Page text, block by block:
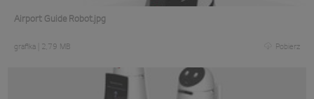
Airport Guide Robot.jpg
grafika 2,79 MB Pobierz